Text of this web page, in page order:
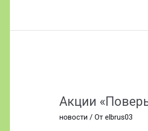
Акции
новости / Отelbrus03
в